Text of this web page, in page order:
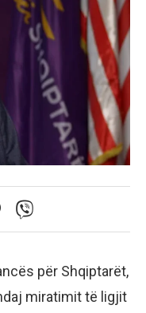
për Shqiptarët,
miratimit të ligjit